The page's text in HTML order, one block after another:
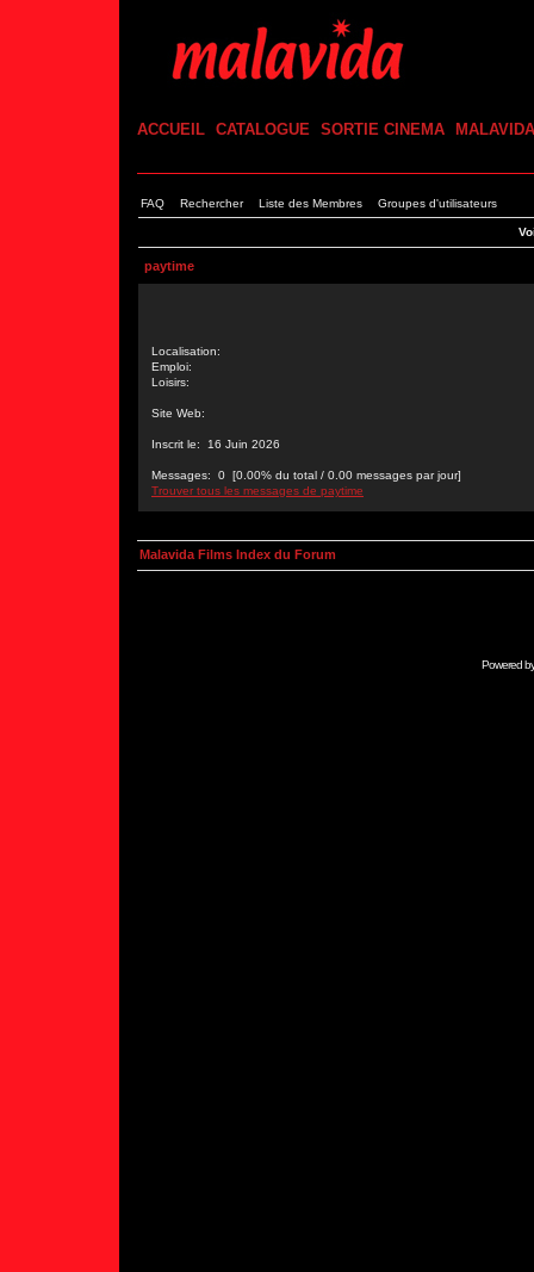
ACCUEIL CATALOGUE SORTIE CINEMA MALAVIDA
FAQ Rechercher Liste des Membres Groupes d'utilisateurs
paytime
Localisation:
Emploi:
Loisirs:
Site Web:
Inscrit le: 16 Juin 2026
Messages: 0 [0.00% du total / 0.00 messages par jour]
Trouver tous les messages de paytime
Malavida Films Index du Forum
Powered